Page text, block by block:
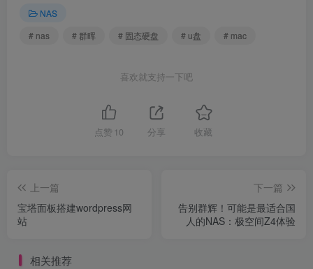
NAS
# nas
# 群晖 # 固态硬盘 # u盘 # mac
喜欢就支持一下吧
点赞 10 分享 收藏
上一篇
宝塔面板搭建wordpress网
站
下一篇
告别群辉！可能是最适合国
人的NAS：极空间Z4体验
相关推荐